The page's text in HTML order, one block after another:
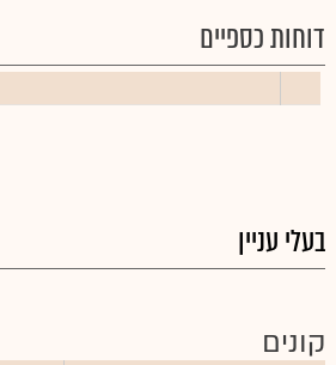
דוחות כספיים
בעלי עניין
קונים